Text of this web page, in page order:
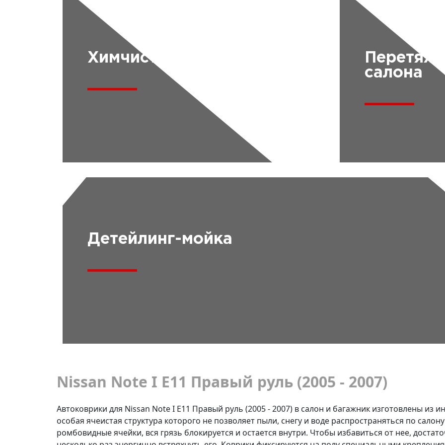
Химчистка
салона
Детейлинг-мойка
Nissan Note I E11 Правый руль (2005 - 2007)
Автоковрики для Nissan Note I E11 Правый руль (2005 - 2007) в салон и багажник изготовлены из
особая ячеистая структура которого не позволяет пыли, снегу и воде распространяться по
ромбовидные ячейки, вся грязь блокируется и остается внутри. Чтобы избавиться от нее,